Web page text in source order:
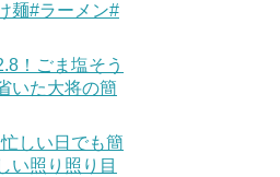
麺#ラーメン#
！ごま塩そう
いた大将の簡
しい日でも簡
い照り照り目